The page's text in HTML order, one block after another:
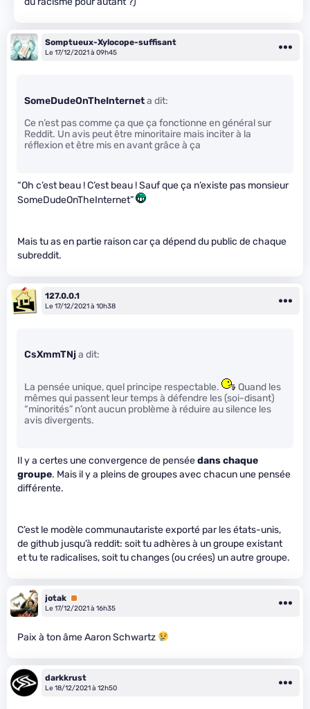
Somptueux-Xylocope-suffisant
Le 17/12/2021 à 09h45
SomeDudeOnTheInterneta dit:
Ce n’est pas comme ça que ça fonctionne en général sur
Reddit. Un avis peut être minoritaire mais inciter à la
réflexion et être mis en avant grâce à ça
“Oh c’est beau ! C’est beau ! Sauf que ça n’existe pas monsieur
SomeDudeOnTheInternet”
Mais tu as en partie raison car ça dépend du public de chaque
subreddit.
127.0.0.1
Le 17/12/2021 à 10h38
CsXmmTNja dit:
La pensée unique, quel principe respectable.
Quand les
mêmes qui passent leur temps à défendre les (soi-disant)
“minorités” n’ont aucun problème à réduire au silence les
avis divergents.
Il y a certes une convergence de penséedans chaque
groupe. Mais il y a pleins de groupes avec chacun une pensée
différente.
C’est le modèle communautariste exporté par les états-unis,
de github jusqu’à reddit: soit tu adhères à un groupe existant
et tu te radicalises, soit tu changes (ou crées) un autre groupe.
jotak Premium
Le 17/12/2021 à 16h35
Paix à ton âme Aaron Schwartz
darkkrust
Le 18/12/2021 à 12h50